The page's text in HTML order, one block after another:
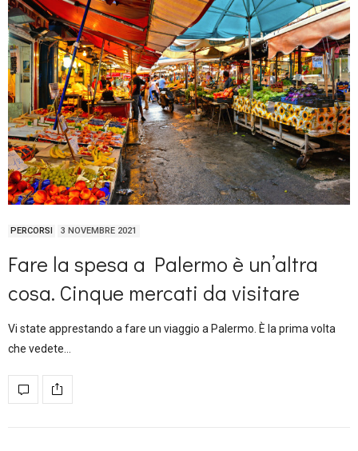
PERCORSI 3 NOVEMBRE 2021
Fare la spesa a Palermo è un’altra
cosa. Cinque mercati da visitare
Vi state apprestando a fare un viaggio a Palermo. È la prima volta
che vedete…